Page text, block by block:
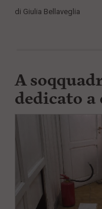
di Giulia Bellaveglia
A
dedicato